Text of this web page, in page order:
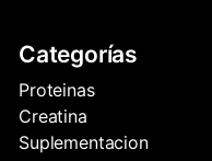
Categorías
Proteinas
Creatina
Suplementacion